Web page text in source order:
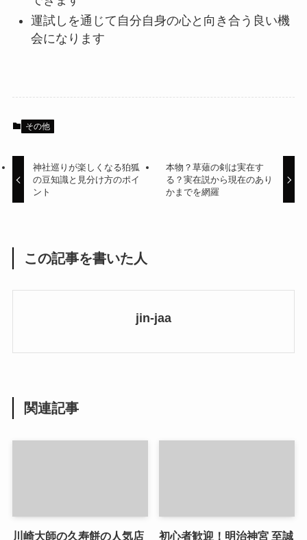
運試しを通じて自分自身の心と向き合う良い機
会になります
その他
神社巡りが楽しくなる狛狐
の豆知識と見分け方のポイ
ント
本物？草薙の剣は実在す
る？実在説から現在のあり
かまでを網羅
この記事を書いた人
jin-jaa
関連記事
川崎大師の久寿餅の人気店 初心者歓迎！明治神宮 至誠